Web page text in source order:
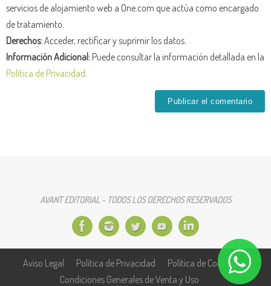
servicios de alojamiento web a One.com que actúa como encargado
de tratamiento.
Derechos:Acceder, rectificar y suprimir los datos.
Información Adicional:Puede consultar la información detallada en la
Política de Privacidad.
AVANT EDITORIAL - TODOS LOS DERECHOS RESERVADOS
Aviso Legal Política de Privacidad
Política de Cookies
Condiciones Generales de Venta y Uso